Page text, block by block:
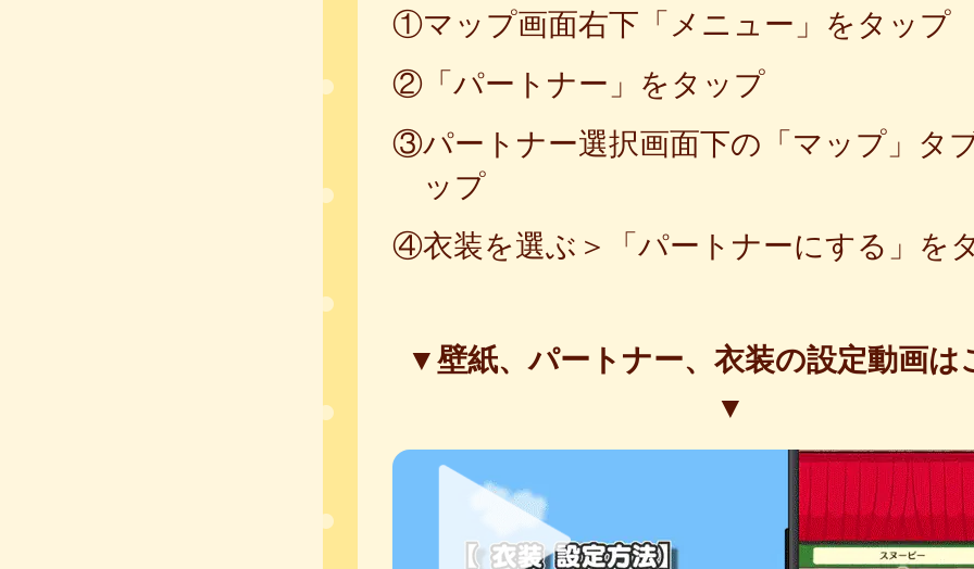
①マップ画面右下「メニュー」をタップ
②「パートナー」をタップ
③パートナー選択画面下の「マップ」タ
ップ
④衣装を選ぶ＞「パートナーにする」を
▼壁紙、パートナー、衣装の設定動画は
▼